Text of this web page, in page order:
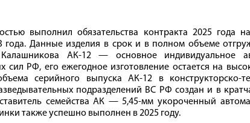
выполнил обязательства контракта 2025 года
года. Данные изделия в срок и в полном объеме
Калашникова АК-12 — основное индивидуальное
РФ, его ежегодное изготовление остается на
серийного выпуска АК-12 в конструкторско-
подразделений ВС РФ создан и в
семейства АК — 5,45-мм укороченный
также успешно выполнен в 2025 году.